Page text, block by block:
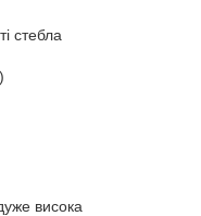
стебла
висока